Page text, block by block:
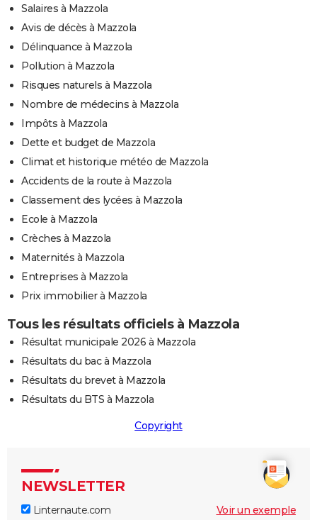
Salaires à Mazzola
Avis de décès à Mazzola
Délinquance à Mazzola
Pollution à Mazzola
Risques naturels à Mazzola
Nombre de médecins à Mazzola
Impôts à Mazzola
Dette et budget de Mazzola
Climat et historique météo de Mazzola
Accidents de la route à Mazzola
Classement des lycées à Mazzola
Ecole à Mazzola
Crèches à Mazzola
Maternités à Mazzola
Entreprises à Mazzola
Prix immobilier à Mazzola
Tous les résultats officiels à Mazzola
Résultat municipale 2026 à Mazzola
Résultats du bac à Mazzola
Résultats du brevet à Mazzola
Résultats du BTS à Mazzola
Copyright
NEWSLETTER
Linternaute.com Voir un exemple